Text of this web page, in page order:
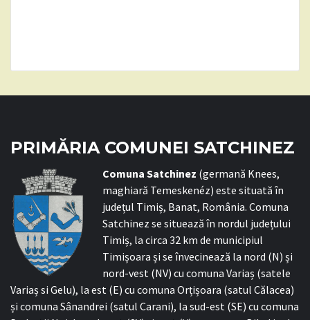
PRIMĂRIA COMUNEI SATCHINEZ
Comuna Satchinez (germană Knees,
maghiară Temeskenéz) este situată în
județul Timiș, Banat, România. Comuna
Satchinez se situează în nordul județului
Timiș, la circa 32 km de municipiul
Timișoara și se învecinează la nord (N) și
nord-vest (NV) cu comuna Variaș (satele
Variaș si Gelu), la est (E) cu comuna Orțișoara (satul Călacea)
și comuna Sânandrei (satul Carani), la sud-est (SE) cu comuna